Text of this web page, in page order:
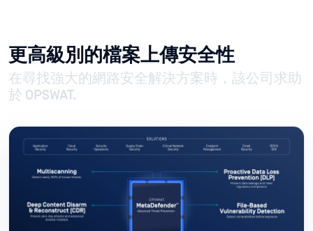
更高級別的檔案上傳安全性
在尋找強大的網路安全解決方案時，該公司求助
於 OPSWAT.